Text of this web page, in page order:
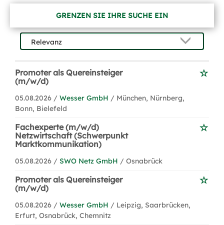
GRENZEN SIE IHRE SUCHE EIN
Promoter als Quereinsteiger
(m/w/d)
05.08.2026 / Wesser GmbH / München, Nürnberg,
Bonn, Bielefeld
Fachexperte (m/w/d)
Netzwirtschaft (Schwerpunkt
Marktkommunikation)
05.08.2026 / SWO Netz GmbH / Osnabrück
Promoter als Quereinsteiger
(m/w/d)
05.08.2026 / Wesser GmbH / Leipzig, Saarbrücken,
Erfurt, Osnabrück, Chemnitz